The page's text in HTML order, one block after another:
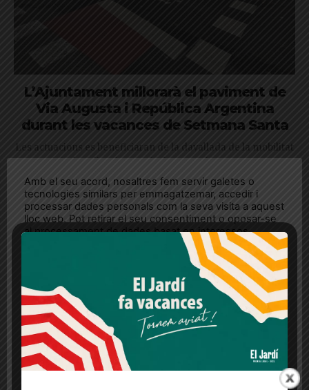
L’Ajuntament millorarà el paviment de
Via Augusta i República Argentina
durant les vacances de Setmana Santa
Les actuacions es beneficiaran de la davallada de la mobilitat
i tindran lloc durant els dos caps de setmana
Més de 10 associacions de Collserola
Amb el seu acord, nosaltres fem servir galetes o
tecnologies similars per emmagatzemar, accedir i
processar dades personals com la seva visita a aquest
lloc web. Pot retirar el seu consentiment o oposar-se
al processament de dades basat en interessos
legítims en qualsevol moment fent clic a "Ajustos de
cookies" o a la nostra Política de privacitat en aquest
lloc web. Si cliques "acceptar" dones el teu
Més informació Acceptar Rebutjar tot
Quan l’usuari crea un compte al Diari el Jardí, dona el
seu consentiment explícit per rebre comunicacions